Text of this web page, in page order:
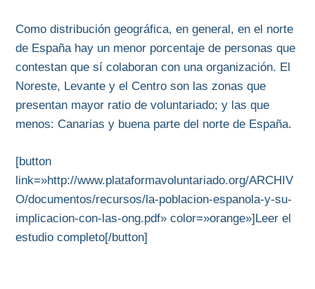
Como distribución geográfica, en general, en el norte
de España hay un menor porcentaje de personas que
contestan que sí colaboran con una organización. El
Noreste, Levante y el Centro son las zonas que
presentan mayor ratio de voluntariado; y las que
menos: Canarias y buena parte del norte de España.
[button
link=»http://www.plataformavoluntariado.org/ARCHIV
O/documentos/recursos/la-poblacion-espanola-y-su-
implicacion-con-las-ong.pdf» color=»orange»]Leer el
estudio completo[/button]